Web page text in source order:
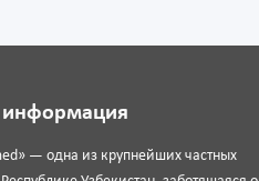
информация
— одна из крупнейших частных